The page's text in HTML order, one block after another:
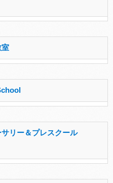
室
リー＆プレスクール